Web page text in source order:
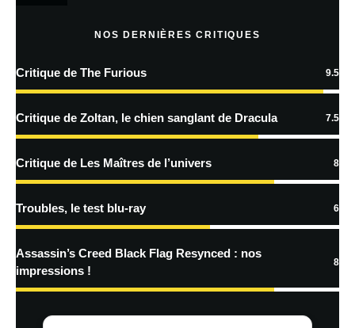
plus sur la façon dont les données de vos commentaires sont
NOS DERNIÈRES CRITIQUES
Critique de The Furious 9.5
Critique de Zoltan, le chien sanglant de Dracula 7.5
Critique de Les Maîtres de l’univers 8
Troubles, le test blu-ray 6
Assassin’s Creed Black Flag Resynced : nos
impressions !
8